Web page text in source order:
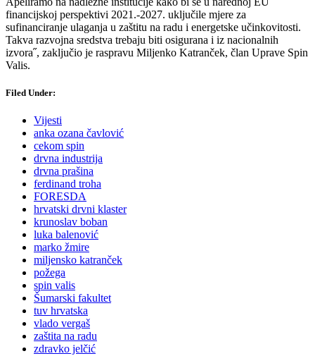
financijskoj perspektivi 2021.-2027. uključile mjere za
sufinanciranje ulaganja u zaštitu na radu i energetske učinkovitosti.
Takva razvojna sredstva trebaju biti osigurana i iz nacionalnih
izvora˝, zaključio je raspravu Miljenko Katranček, član Uprave Spin
Valis.
Filed Under:
Vijesti
anka ozana čavlović
cekom spin
drvna industrija
drvna prašina
ferdinand troha
FORESDA
hrvatski drvni klaster
krunoslav boban
luka balenović
marko žmire
miljensko katranček
požega
spin valis
Šumarski fakultet
tuv hrvatska
vlado vergaš
zaštita na radu
zdravko jelčić